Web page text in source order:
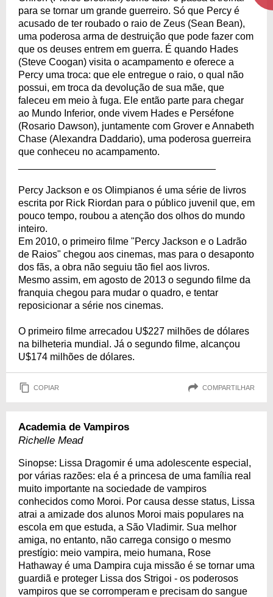
para se tornar um grande guerreiro. Só que Percy é
acusado de ter roubado o raio de Zeus (Sean Bean),
uma poderosa arma de destruição que pode fazer com
que os deuses entrem em guerra. É quando Hades
(Steve Coogan) visita o acampamento e oferece a
Percy uma troca: que ele entregue o raio, o qual não
possui, em troca da devolução de sua mãe, que
faleceu em meio à fuga. Ele então parte para chegar
ao Mundo Inferior, onde vivem Hades e Perséfone
(Rosario Dawson), juntamente com Grover e Annabeth
Chase (Alexandra Daddario), uma poderosa guerreira
que conheceu no acampamento.
Percy Jackson e os Olimpianos é uma série de livros
escrita por Rick Riordan para o público juvenil que, em
pouco tempo, roubou a atenção dos olhos do mundo
inteiro.
Em 2010, o primeiro filme "Percy Jackson e o Ladrão
de Raios" chegou aos cinemas, mas para o desaponto
dos fãs, a obra não seguiu tão fiel aos livros.
Mesmo assim, em agosto de 2013 o segundo filme da
franquia chegou para mudar o quadro, e tentar
reposicionar a série nos cinemas.
O primeiro filme arrecadou U$227 milhões de dólares
na bilheteria mundial. Já o segundo filme, alcançou
U$174 milhões de dólares.
COPIAR COMPARTILHAR
Academia de Vampiros
Richelle Mead
Sinopse: Lissa Dragomir é uma adolescente especial,
por várias razões: ela é a princesa de uma família real
muito importante na sociedade de vampiros
conhecidos como Moroi. Por causa desse status, Lissa
atrai a amizade dos alunos Moroi mais populares na
escola em que estuda, a São Vladimir. Sua melhor
amiga, no entanto, não carrega consigo o mesmo
prestígio: meio vampira, meio humana, Rose
Hathaway é uma Dampira cuja missão é se tornar uma
guardiã e proteger Lissa dos Strigoi - os poderosos
vampiros que se corromperam e precisam do sangue